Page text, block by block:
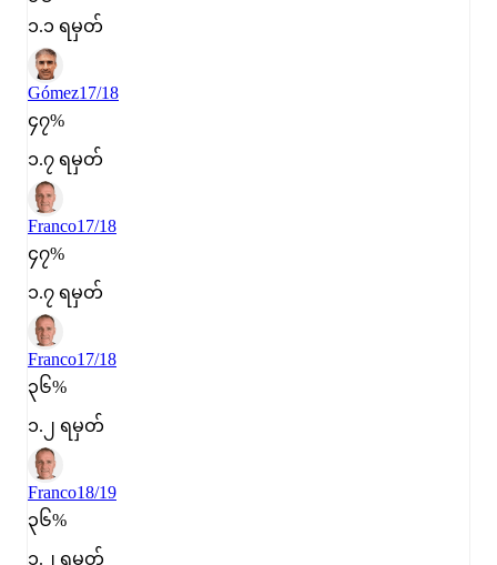
၁.၁ ရမှတ်
Gómez17/18
၄၇%
၁.၇ ရမှတ်
Franco17/18
၄၇%
၁.၇ ရမှတ်
Franco17/18
၃၆%
၁.၂ ရမှတ်
Franco18/19
၃၆%
၁.၂ ရမှတ်